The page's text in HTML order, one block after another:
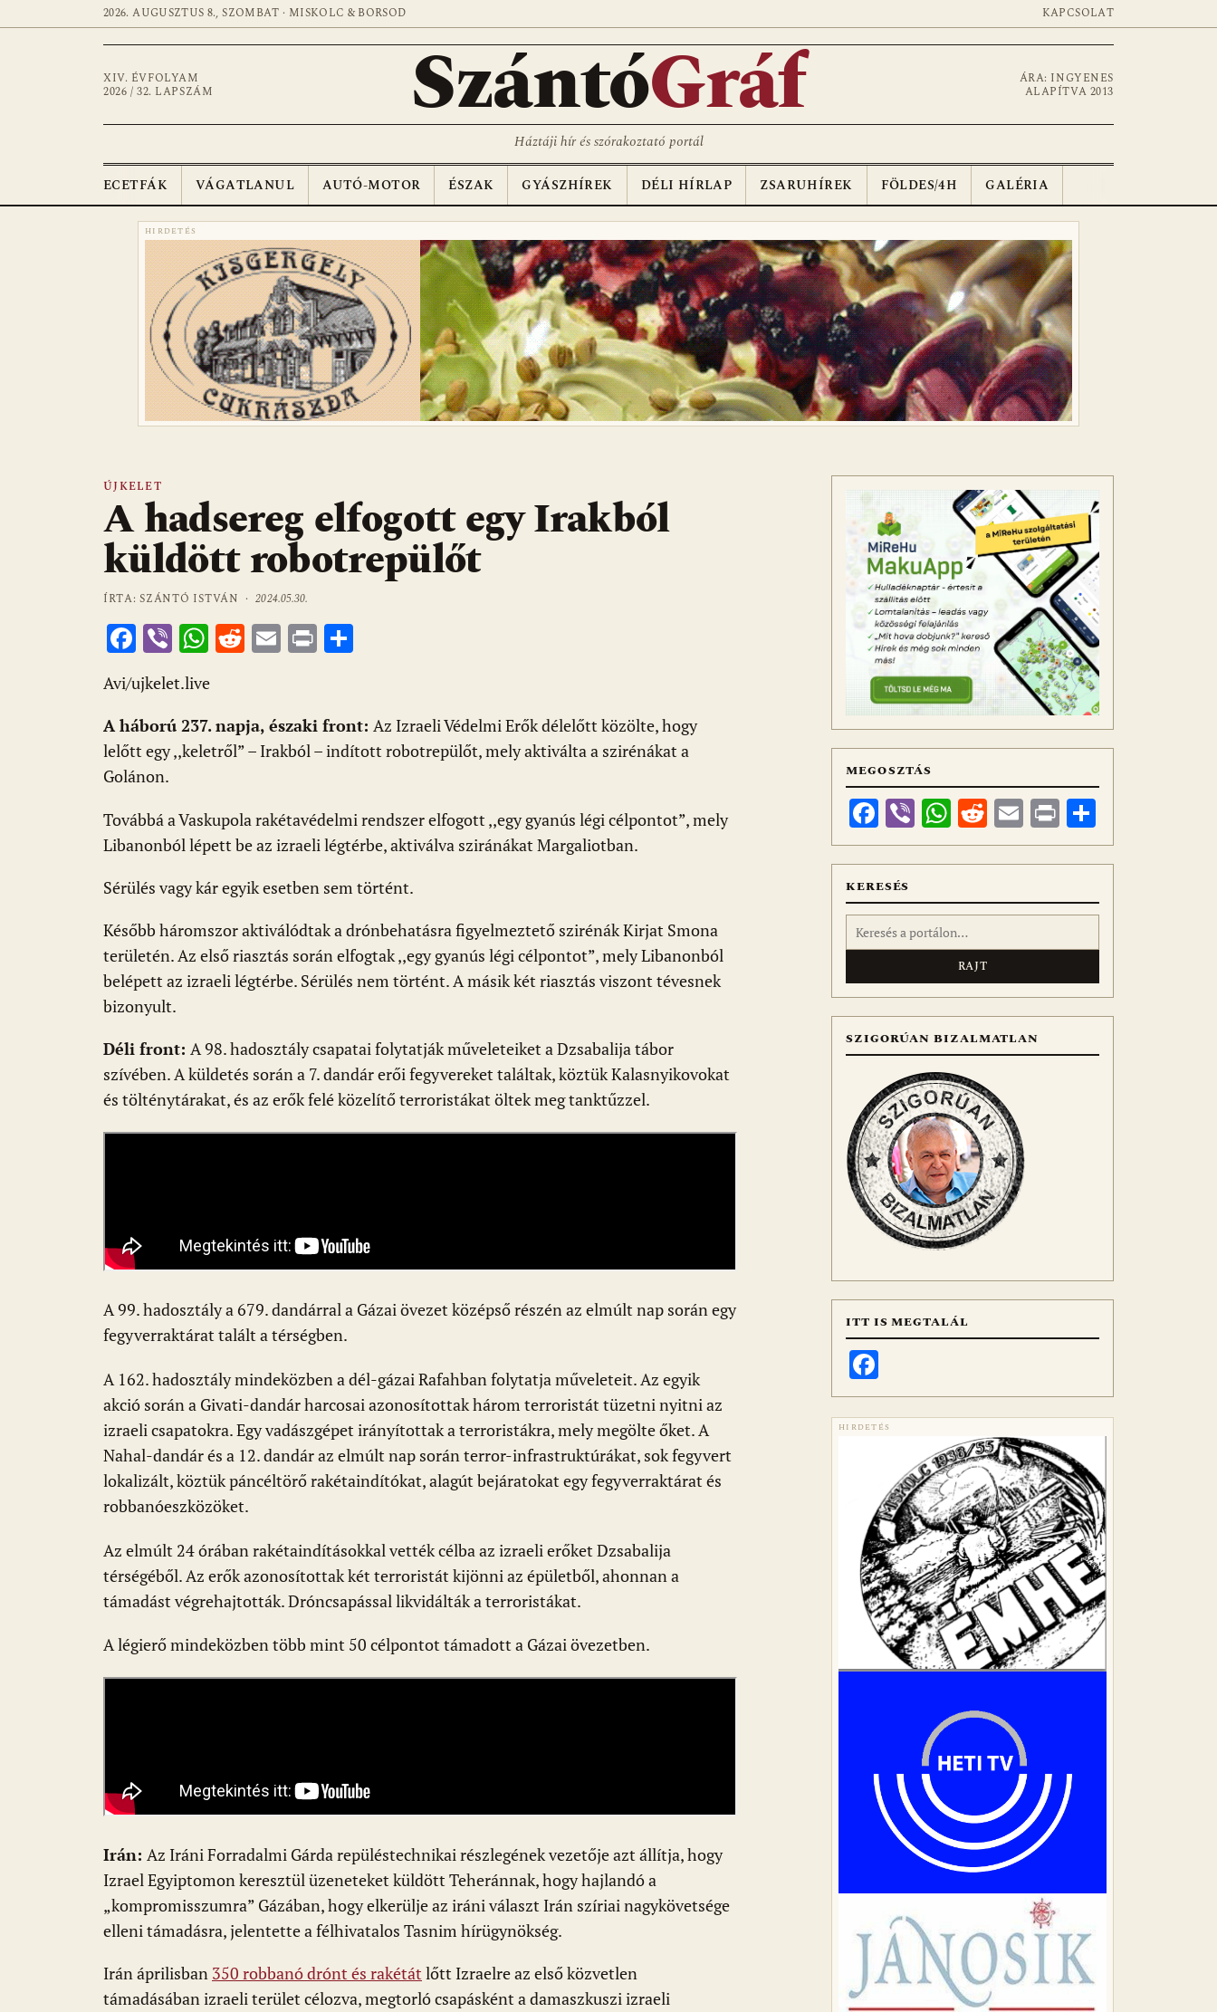
2026. AUGUSZTUS 8., SZOMBAT · MISKOLC & BORSOD KAPCSOLAT
XIV. ÉVFOLYAM
2026 / 32. LAPSZÁM
SzántóGráf
ÁRA: INGYENES
ALAPÍTVA 2013
Háztáji hír és szórakoztató portál
ECETFÁK VÁGATLANUL AUTÓ-MOTOR ÉSZAK GYÁSZHÍREK DÉLI HÍRLAP ZSARUHÍREK FÖLDES/4H GALÉRIA
HIRDETÉS
ÚJKELET
A hadsereg elfogott egy Irakból
küldött robotrepülőt
ÍRTA: SZÁNTÓ ISTVÁN ·2024.05.30.
F
ac
e
b
o
o
k
Vi
b
er
W
at
s
A
p
R
di
t
E
l
Pr
m
e
Avi/ujkelet.live
A háború 237. napja, északi front: Az Izraeli Védelmi Erők délelőtt közölte, hogy
lelőtt egy ,,keletről” – Irakból – indított robotrepülőt, mely aktiválta a szirénákat a
Golánon.
Továbbá a Vaskupola rakétavédelmi rendszer elfogott ,,egy gyanús légi célpontot”, mely
Libanonból lépett be az izraeli légtérbe, aktiválva sziránákat Margaliotban.
Sérülés vagy kár egyik esetben sem történt.
Később háromszor aktiválódtak a drónbehatásra figyelmeztető szirénák Kirjat Smona
területén. Az első riasztás során elfogtak ,,egy gyanús légi célpontot”, mely Libanonból
belépett az izraeli légtérbe. Sérülés nem történt. A másik két riasztás viszont tévesnek
bizonyult.
Déli front: A 98. hadosztály csapatai folytatják műveleteiket a Dzsabalija tábor
szívében. A küldetés során a 7. dandár erői fegyvereket találtak, köztük Kalasnyikovokat
és tölténytárakat, és az erők felé közelítő terroristákat öltek meg tanktűzzel.
A 99. hadosztály a 679. dandárral a Gázai övezet középső részén az elmúlt nap során egy
fegyverraktárat talált a térségben.
A 162. hadosztály mindeközben a dél-gázai Rafahban folytatja műveleteit. Az egyik
akció során a Givati-dandár harcosai azonosítottak három terroristát tüzetni nyitni az
izraeli csapatokra. Egy vadászgépet irányítottak a terroristákra, mely megölte őket. A
Nahal-dandár és a 12. dandár az elmúlt nap során terror-infrastruktúrákat, sok fegyvert
lokalizált, köztük páncéltörő rakétaindítókat, alagút bejáratokat egy fegyverraktárat és
robbanóeszközöket.
Az elmúlt 24 órában rakétaindításokkal vették célba az izraeli erőket Dzsabalija
térségéből. Az erők azonosítottak két terroristát kijönni az épületből, ahonnan a
támadást végrehajtották. Dróncsapással likvidálták a terroristákat.
A légierő mindeközben több mint 50 célpontot támadott a Gázai övezetben.
Irán: Az Iráni Forradalmi Gárda repüléstechnikai részlegének vezetője azt állítja, hogy
Izrael Egyiptomon keresztül üzeneteket küldött Teheránnak, hogy hajlandó a
„kompromisszumra” Gázában, hogy elkerülje az iráni választ Irán szíriai nagykövetsége
elleni támadásra, jelentette a félhivatalos Tasnim hírügynökség.
Irán áprilisban 350 robbanó drónt és rakétát lőtt Izraelre az első közvetlen
támadásában izraeli terület célozva, megtorló csapásként a damaszkuszi izraeli
MEGOSZTÁS
Facebook
ViberWhatsApp
Reddit
Email
Print
meg
KERESÉS
Keresés:
SZIGORÚAN BIZALMATLAN
ITT IS MEGTALÁL
HIRDETÉS